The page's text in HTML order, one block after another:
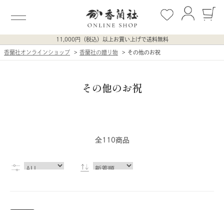
11,000円（税込）以上お買い上げで送料無料
香蘭社オンラインショップ 香蘭社の贈り物 その他のお祝
その他のお祝
全110商品